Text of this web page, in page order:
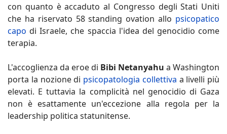
con quanto è accaduto al Congresso degli Stati Uniti
che ha riservato 58 standing ovation allo psicopatico
capo di Israele, che spaccia l'idea del genocidio come
terapia.
L'accoglienza da eroe di Bibi Netanyahu a Washington
porta la nozione di psicopatologia collettiva a livelli più
elevati. E tuttavia la complicità nel genocidio di Gaza
non è esattamente un'eccezione alla regola per la
leadership politica statunitense.